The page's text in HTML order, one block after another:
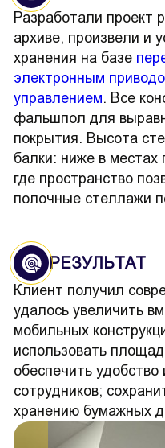
Разработали проект
архиве, произвели и
хранения на базе
электронным
управлением. Все
фальшпол для
покрытия. Высота
балки: ниже в
где пространство
полочные стеллажи
РЕЗУЛЬТАТ
Клиент получил
удалось увеличить
мобильных
использовать
обеспечить удобство
сотрудников;
хранению бумажных